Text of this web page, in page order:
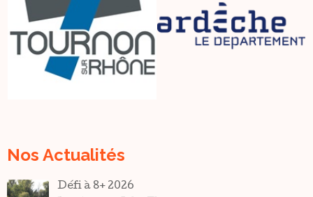
Nos Actualités
Défi à 8+ 2026